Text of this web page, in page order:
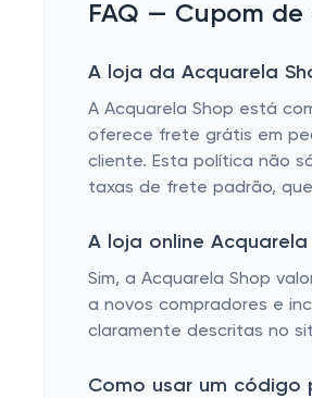
FAQ — Cupom
A loja da Acquarela
A Acquarela Shop está
oferece frete grátis em
cliente. Esta política não
taxas de frete padrão,
A loja online
Sim, a Acquarela Shop
a novos compradores e
claramente descritas no
Como usar um código